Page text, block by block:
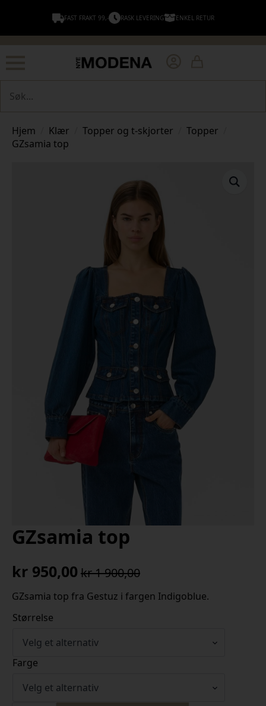
FAST FRAKT 99,- RASK LEVERING ENKEL RETUR
Hjem Klær Topper og t-skjorter
Topper
GZsamia top
GZsamia top
kr1 900,00
Opprinnelig
pris
var:
900,00.
kr 950,00
Nåværende
pris
er:
GZsamia top fra Gestuz i fargen Indigoblue.
Størrelse
Farge